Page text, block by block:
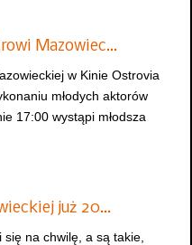
Mazowiec…
w Kinie Ostrovia
młodych aktorów
17:00 wystąpi młodsza
już 20…
na chwilę, a są takie,